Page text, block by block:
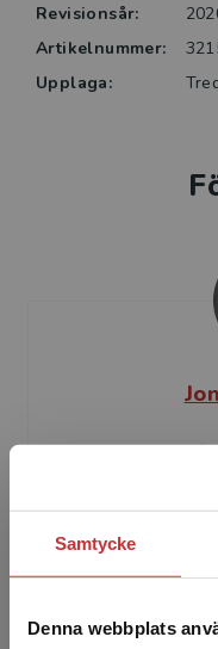
Samtycke
Denna webbplats
Revisionsår:
Artikelnummer:
Upplaga:
Jonas Ramnerö
psykologi samt
psykoterapeut,
Stockholms